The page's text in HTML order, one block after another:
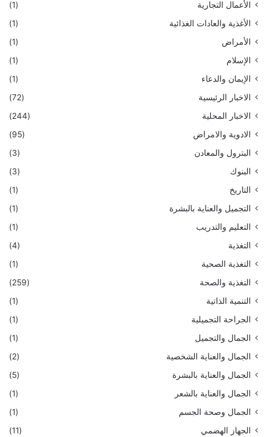
الأعمال التجارية
(1)
الأغذية والعادات الغذائية
(1)
الأمراض
(1)
الإسلام
(1)
الإيمان والدعاء
(1)
الاخبار الرئيسية
(72)
الاخبار المحلية
(244)
الادوية والامراض
(95)
البترول والمعادن
(3)
البنوك
(3)
التاريخ
(1)
التجميل والعناية بالبشرة
(1)
التعليم والتدريب
(1)
التغذية
(4)
التغذية الصحية
(1)
التغذية والصحة
(259)
التنمية الذاتية
(1)
الجراحة التجميلية
(1)
الجمال والتجميل
(1)
الجمال والعناية الشخصية
(2)
الجمال والعناية بالبشرة
(5)
الجمال والعناية بالشعر
(1)
الجمال وصحة الجسم
(1)
الجهاز الهضمي
(11)